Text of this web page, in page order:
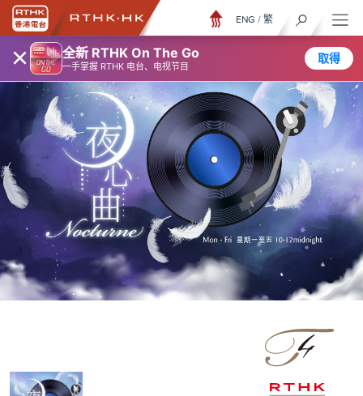
× 全新 RTHK On The Go
一手掌握 RTHK 电台、电视节目
取得
ENG / 繁